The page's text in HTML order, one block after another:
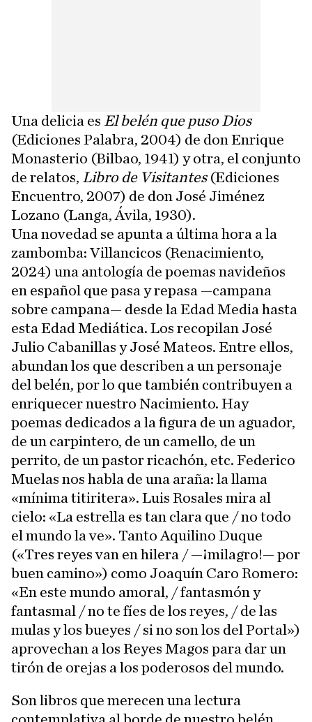
Una delicia es El belén que puso Dios
(Ediciones Palabra, 2004) de don Enrique
Monasterio (Bilbao, 1941) y otra, el conjunto
de relatos, Libro de Visitantes(Ediciones
Encuentro, 2007) de don José Jiménez
Lozano (Langa, Ávila, 1930).
Una novedad se apunta a última hora a la
zambomba: Villancicos (Renacimiento,
2024) una antología de poemas navideños
en español que pasa y repasa —campana
sobre campana— desde la Edad Media hasta
esta Edad Mediática. Los recopilan José
Julio Cabanillas y José Mateos. Entre ellos,
abundan los que describen a un personaje
del belén, por lo que también contribuyen a
enriquecer nuestro Nacimiento. Hay
poemas dedicados a la figura de un aguador,
de un carpintero, de un camello, de un
perrito, de un pastor ricachón, etc. Federico
Muelas nos habla de una araña: la llama
«mínima titiritera». Luis Rosales mira al
cielo: «La estrella es tan clara que / no todo
el mundo la ve». Tanto Aquilino Duque
(«Tres reyes van en hilera / —¡milagro!— por
buen camino») como Joaquín Caro Romero:
«En este mundo amoral, / fantasmón y
fantasmal / no te fíes de los reyes, / de las
mulas y los bueyes / si no son los del Portal»)
aprovechan a los Reyes Magos para dar un
tirón de orejas a los poderosos del mundo.
Son libros que merecen una lectura